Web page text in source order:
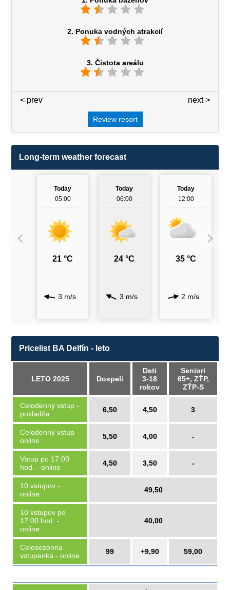
2. Ponuka vodných atrakcií
3. Čistota areálu
next >
< prev
Review resort
Long-term weather forecast
Today
05:00
21 °C
3 m/s
Today
06:00
24 °C
3 m/s
Today
12:00
35 °C
2 m/s
Pricelist BA Delfín - leto
LETO 2025 Dospelí
Deti
3-18
rokov
Seniori
65+, ZŤP,
ZŤP-S
Celodenný vstup -
pokladňa
6,50 4,50 3
Celodenný vstup -
online
5,50 4,00 -
Vstup po 17:00
hod. - online
4,50 3,50 -
10 vstupov -
online
49,50
10 vstupov po
17:00 hod. -
online
40,00
Celosezónna
vstupenka - online
99 +9,90 59,00